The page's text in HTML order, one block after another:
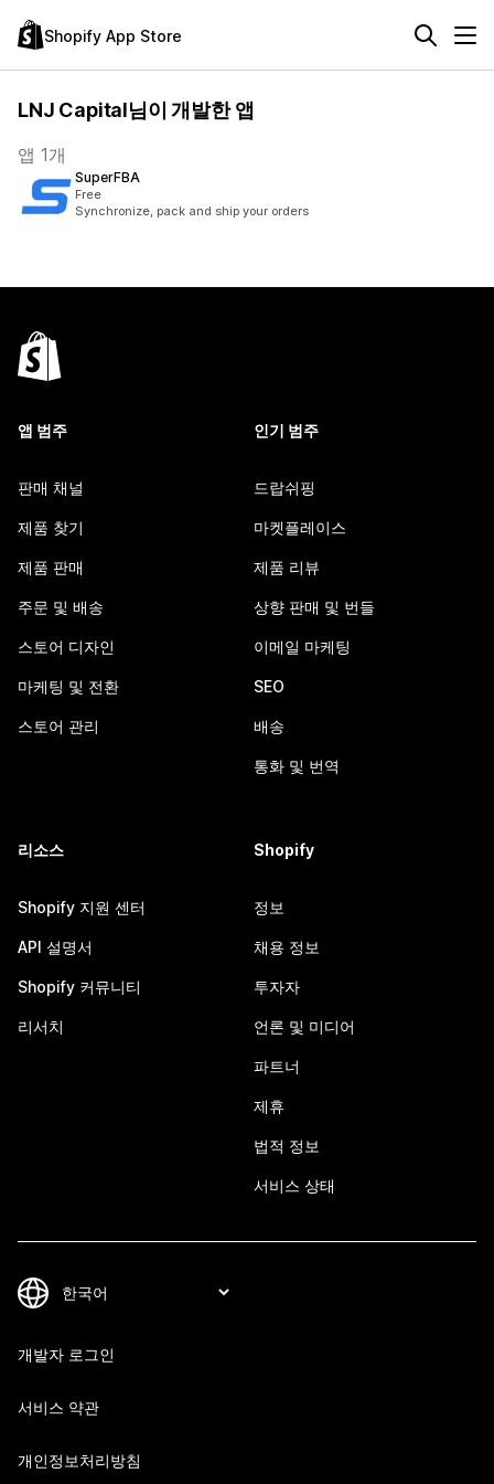
Shopify App Store
LNJ Capital님이 개발한 앱
앱 1개
SuperFBA
Free
Synchronize, pack and ship your orders
앱 범주
판매 채널
제품 찾기
제품 판매
주문 및 배송
스토어 디자인
마케팅 및 전환
스토어 관리
인기 범주
드랍쉬핑
마켓플레이스
제품 리뷰
상향 판매 및 번들
이메일 마케팅
SEO
배송
통화 및 번역
리소스
Shopify 지원 센터
API 설명서
Shopify 커뮤니티
리서치
Shopify
정보
채용 정보
투자자
언론 및 미디어
파트너
제휴
법적 정보
서비스 상태
개발자 로그인
서비스 약관
개인정보처리방침